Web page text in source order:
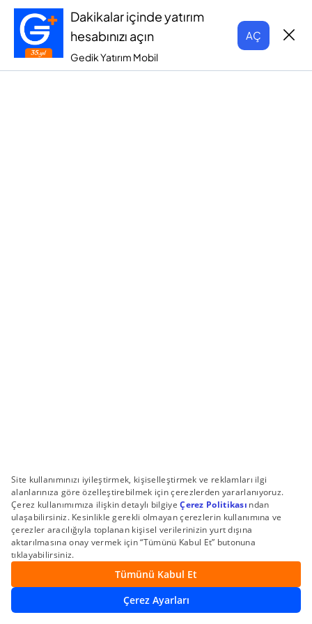
Dakikalar içinde yatırım
hesabınızı açın
Gedik Yatırım Mobil
AÇ